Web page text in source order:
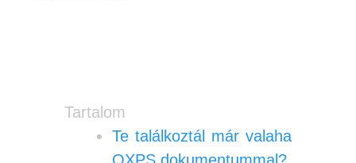
Tartalom
Te találkoztál már valaha
OXPS dokumentummal?